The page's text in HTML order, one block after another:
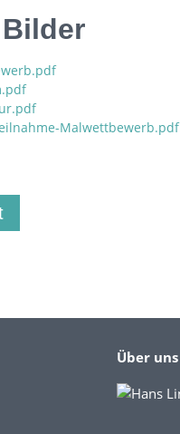
Malwettbewerb.pdf
Über uns